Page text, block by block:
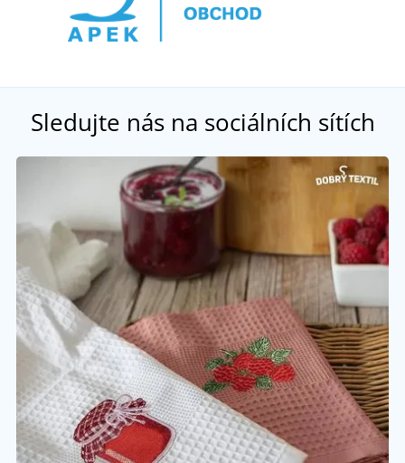
Sledujte nás na sociálních sítích